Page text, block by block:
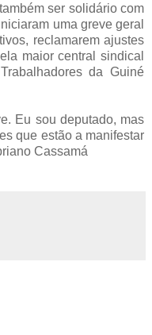
ser solidário com
uma greve geral
reclamarem ajustes
maior central sindical
da Guiné
Eu sou deputado, mas
que estão a manifestar
Cassamá